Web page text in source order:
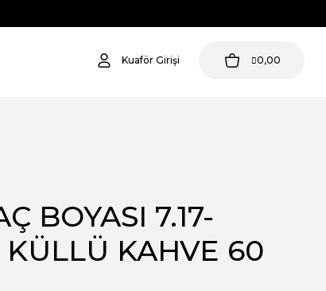
Kuaför Girişi 0,00
BOYASI 7.17-
KÜLLÜ KAHVE 60